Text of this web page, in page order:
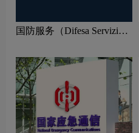
国防服务（Difesa Servizi）